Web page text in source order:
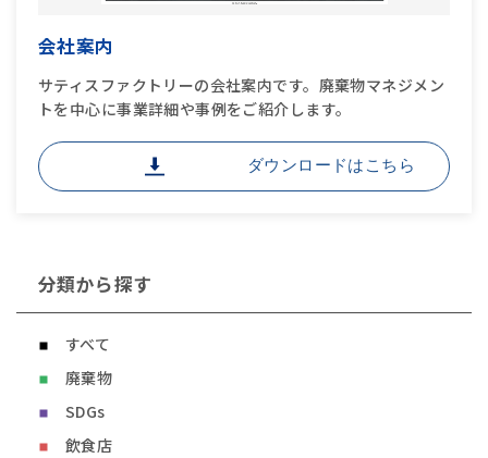
会社案内
サティスファクトリーの会社案内です。廃棄物マネジメン
トを中心に事業詳細や事例をご紹介します。
ダウンロードはこちら
分類から探す
すべて
廃棄物
SDGs
飲食店